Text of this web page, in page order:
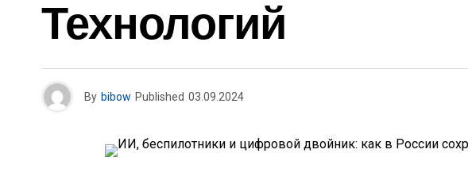
Технологий
By bibow Published 03.09.2024